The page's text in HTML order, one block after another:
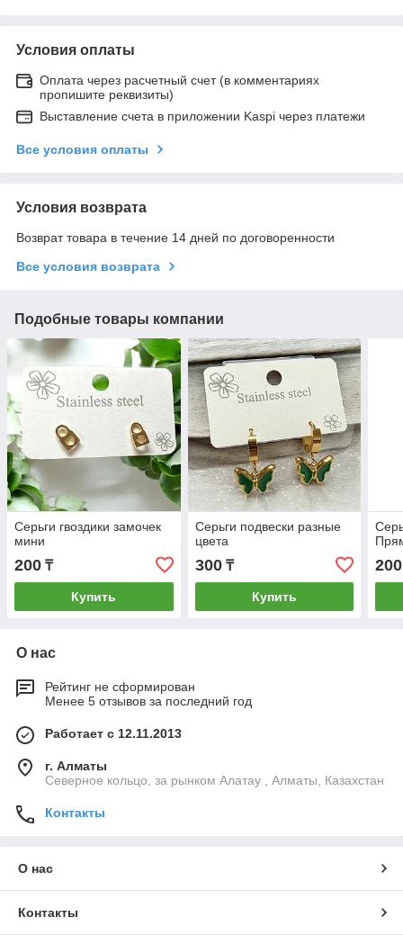
Условия оплаты
Оплата через расчетный счет (в комментариях
пропишите реквизиты)
Выставление счета в приложении Kaspi через платежи
Все условия оплаты
Условия возврата
Возврат товара в течение 14 дней по договоренности
Все условия возврата
Подобные товары компании
Серьги гвоздики замочек
мини
200 ₸
Купить
Серьги подвески разные
цвета
300₸
Купить
200
О нас
Рейтинг не сформирован
Менее 5 отзывов за последний год
Работает с 12.11.2013
г. Алматы
Северное кольцо, за рынком Алатау , Алматы, Казахстан
Контакты
О нас
Контакты